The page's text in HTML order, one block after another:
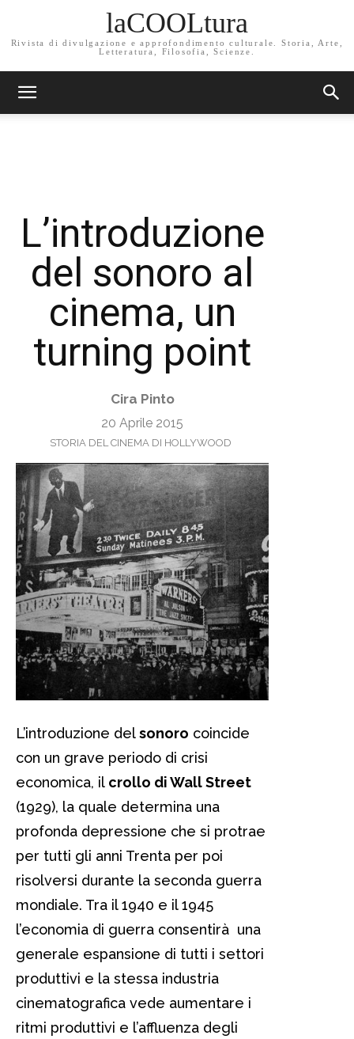
laCOOLtura
Rivista di divulgazione e approfondimento culturale. Storia, Arte,
Letteratura, Filosofia, Scienze.
L’introduzione
del sonoro al
cinema, un
turning point
Cira Pinto
20 Aprile 2015
STORIA DEL CINEMA DI HOLLYWOOD
L’introduzione delsonoro coincide
con un grave periodo di crisi
economica, il crollo di Wall Street
(1929), la quale determina una
profonda depressione che si protrae
per tutti gli anni Trenta per poi
risolversi durante la seconda guerra
mondiale. Tra il 1940 e il 1945
l’economia di guerra consentirà una
generale espansione di tutti i settori
produttivi e la stessa industria
cinematografica vede aumentare i
ritmi produttivi e l’affluenza degli